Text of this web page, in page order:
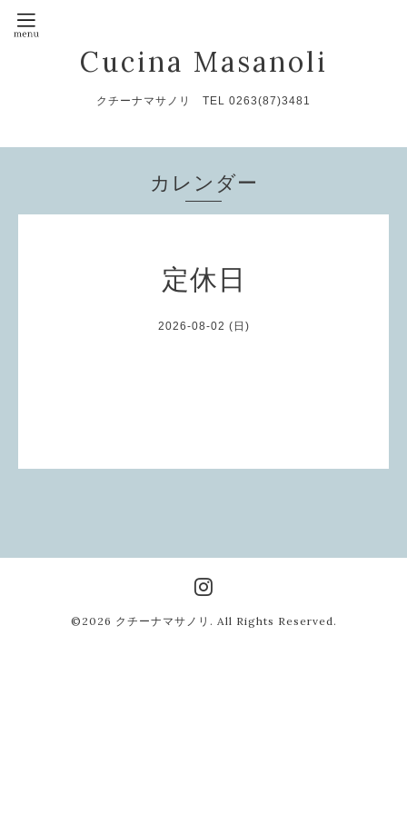
Cucina Masanoli
クチーナマサノリ TEL 0263(87)3481
カレンダー
定休日
2026-08-02 (日)
©2026 クチーナマサノリ . All Rights Reserved.